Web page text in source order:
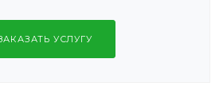
УСЛУГУ